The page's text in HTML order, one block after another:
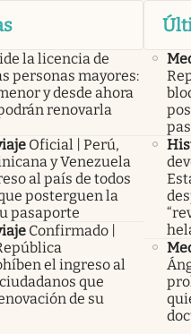
la licencia de
personas mayores:
y desde ahora
renovarla
Oficial | Perú,
y Venezuela
al país de todos
posterguen la
pasaporte
Confirmado |
el ingreso al
que
de su